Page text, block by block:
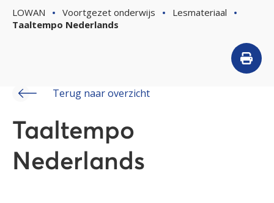
LOWAN Voortgezet onderwijs
Lesmateriaal
Taaltempo Nederlands
Terug naar overzicht
Taaltempo
Nederlands